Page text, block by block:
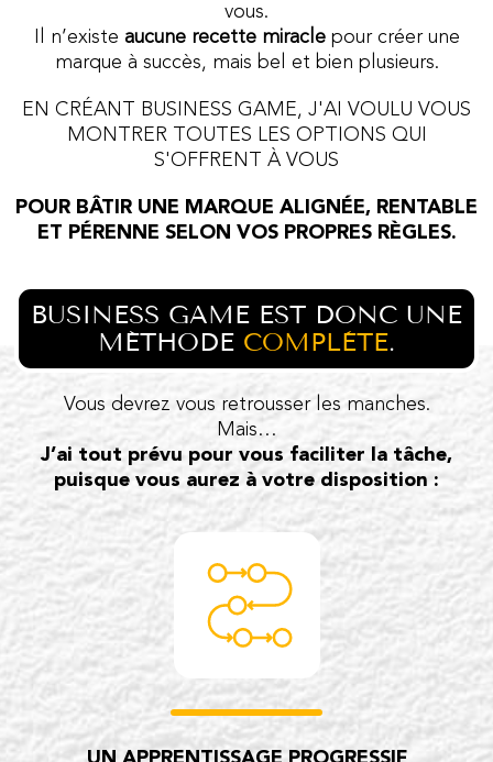
vous.
Il n’existe aucune recette miraclepour créer une
marque à succès, mais bel et bien plusieurs.
EN CRÉANT BUSINESS GAME, J'AI VOULU VOUS
MONTRER TOUTES LES OPTIONS QUI
S'OFFRENT À VOUS
POUR BÂTIR UNE MARQUE ALIGNÉE, RENTABLE
ET PÉRENNE SELON VOS PROPRES RÈGLES.
BUSINESS GAME EST DONC UNE
MÉTHODE COMPLÈTE.
Vous devrez vous retrousser les manches.
Mais…
J’ai tout prévu pour vous faciliter la tâche,
puisque vous aurez à votre disposition :